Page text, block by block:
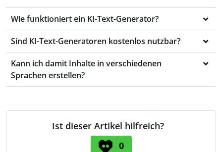
Wie funktioniert ein KI-Text-Generator?
Sind KI-Text-Generatoren kostenlos nutzbar?
Kann ich damit Inhalte in verschiedenen
Sprachen erstellen?
Ist dieser Artikel hilfreich?
0